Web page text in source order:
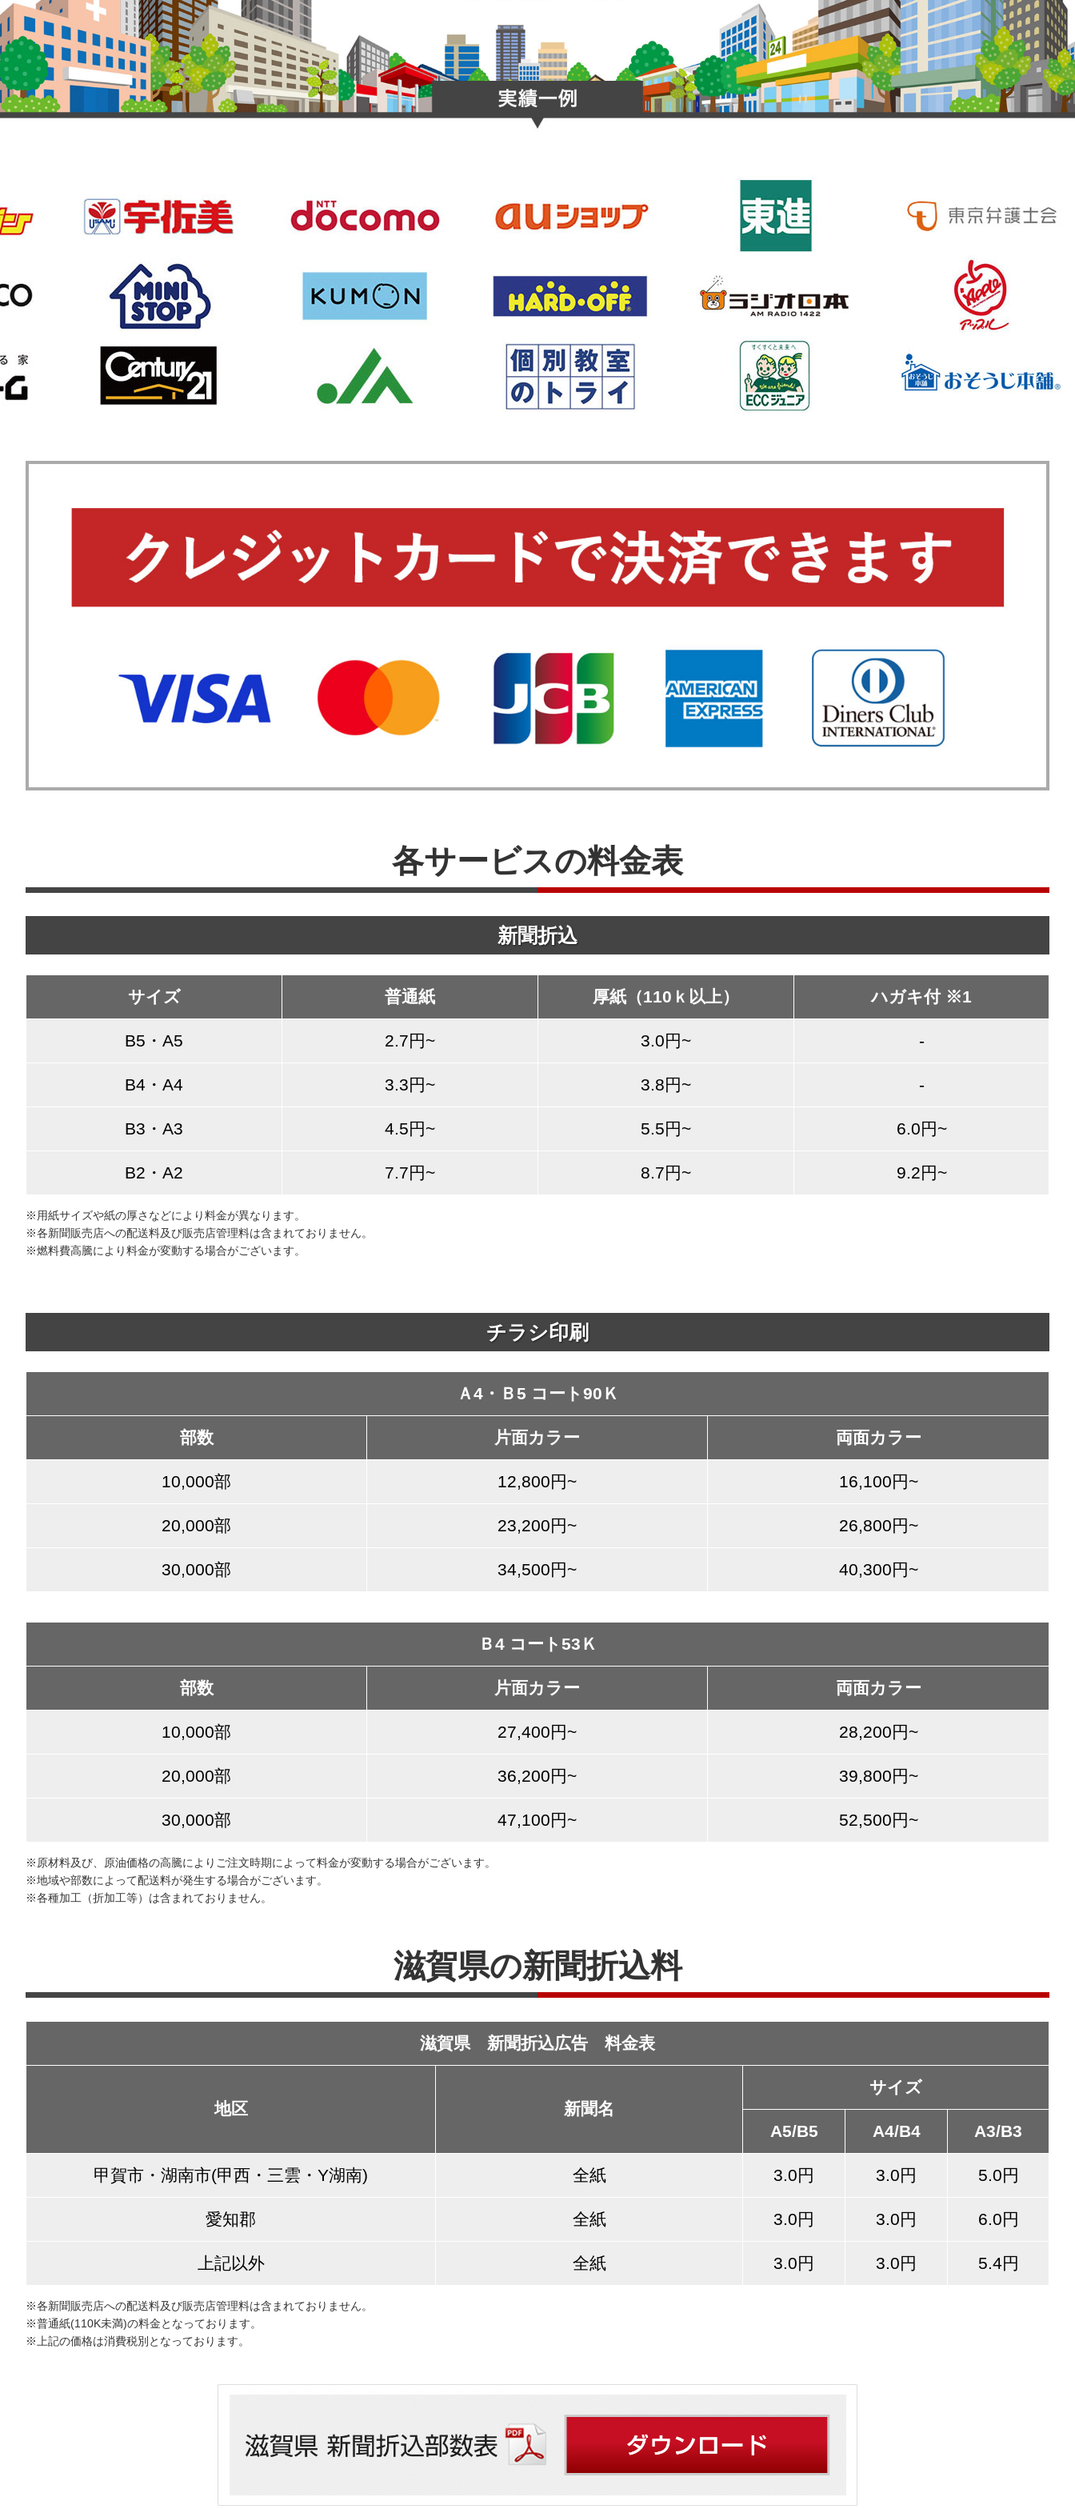
各サービスの料金表
新聞折込
サイズ 普通紙 厚紙（110ｋ以上） ハガキ付 ※1
B5・A5 2.7円~ 3.0円~ -
B4・A4 3.3円~ 3.8円~ -
B3・A3 4.5円~ 5.5円~ 6.0円~
B2・A2 7.7円~ 8.7円~ 9.2円~
※用紙サイズや紙の厚さなどにより料金が異なります。
※各新聞販売店への配送料及び販売店管理料は含まれておりません。
※燃料費高騰により料金が変動する場合がございます。
チラシ印刷
Ａ4・Ｂ5 コート90Ｋ
部数 片面カラー 両面カラー
10,000部 12,800円~ 16,100円~
20,000部 23,200円~ 26,800円~
30,000部 34,500円~ 40,300円~
Ｂ4 コート53Ｋ
部数 片面カラー 両面カラー
10,000部 27,400円~ 28,200円~
20,000部 36,200円~ 39,800円~
30,000部 47,100円~ 52,500円~
※原材料及び、原油価格の高騰によりご注文時期によって料金が変動する場合がございます。
※地域や部数によって配送料が発生する場合がございます。
※各種加工（折加工等）は含まれておりません。
滋賀県の新聞折込料
滋賀県 新聞折込広告 料金表
地区 新聞名
サイズ
A5/B5 A4/B4 A3/B3
甲賀市・湖南市(甲西・三雲・Y湖南) 全紙 3.0円 3.0円 5.0円
愛知郡 全紙 3.0円 3.0円 6.0円
上記以外 全紙 3.0円 3.0円 5.4円
※各新聞販売店への配送料及び販売店管理料は含まれておりません。
※普通紙(110K未満)の料金となっております。
※上記の価格は消費税別となっております。